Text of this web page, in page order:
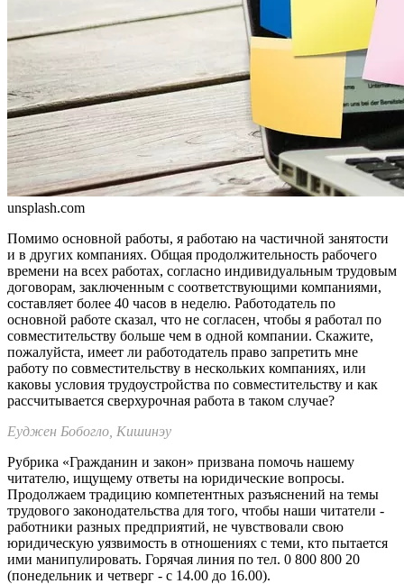
unsplash.com
Помимо основной работы, я работаю на частичной заня­тости
и в других компаниях. Общая продолжительность рабочего
времени на всех работах, согласно индивиду­альным трудовым
договорам, заключенным с соответствующими компаниями,
составляет более 40 часов в неделю. Работодатель по
основной работе сказал, что не согласен, чтобы я работал по
совместительству больше чем в одной компании. Скажите,
пожалуйста, имеет ли работодатель право запретить мне
работу по совмести­тельству в нескольких компаниях, или
каковы условия трудоустройства по совместительству и как
рассчитыва­ется сверхурочная работа в таком случае?
Еуджен Бобогло, Кишинэу
Рубрика «Гражданин и закон» при­звана помочь нашему
читателю, ищущему ответы на юридические во­просы.
Продолжаем традицию ком­петентных разъяснений на темы
тру­дового законодатель­ства для того, чтобы наши читатели -
работники разных предприятий, не чувствовали свою
юридическую уязвимость в отношениях с теми, кто пытается
ими манипу­лировать. Горячая линия по тел. 0 800 800 20
(понедельник и четверг - с 14.00 до 16.00).